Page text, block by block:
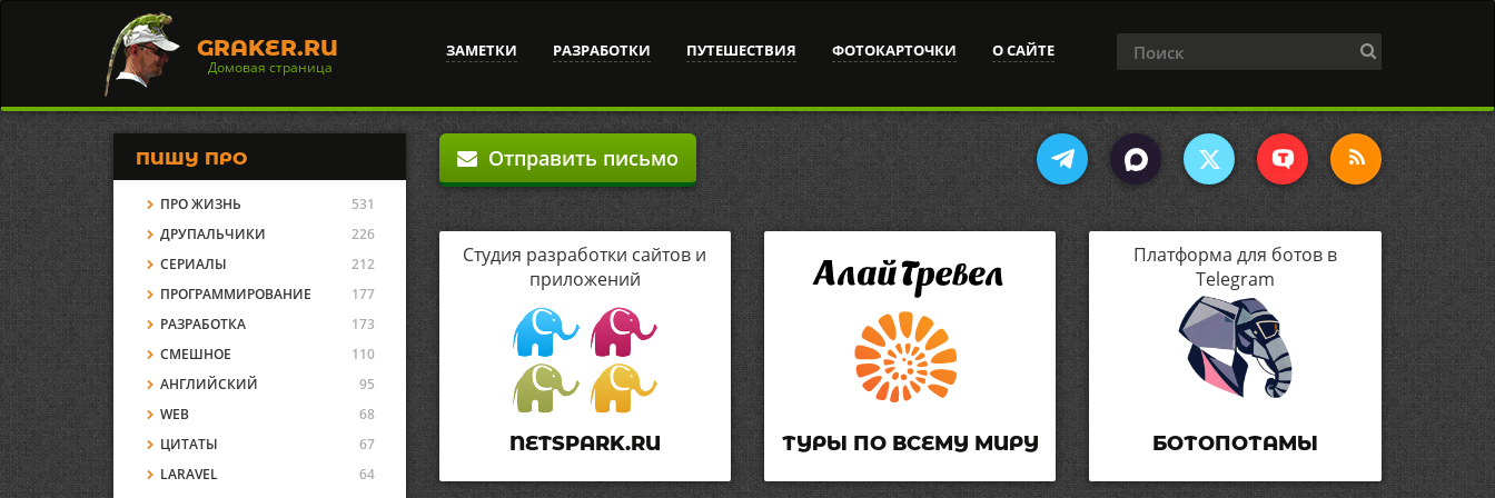
GRAKER.RU
Домовая страница
ЗАМЕТКИ РАЗРАБОТКИ ПУТЕШЕСТВИЯ ФОТОКАРТОЧКИ О САЙТЕ
Отправить письмо
Студия разработки сайтов и
приложений
NETSPARK.RU ТУРЫ ПО ВСЕМУ МИРУ
Платформа для ботов в
Telegram
БОТОПОТАМЫ
ПИШУ ПРО
ПРО ЖИЗНЬ
531
ДРУПАЛЬЧИКИ
226
СЕРИАЛЫ
212
ПРОГРАММИРОВАНИЕ
177
РАЗРАБОТКА
173
СМЕШНОЕ
110
АНГЛИЙСКИЙ
95
WEB
68
ЦИТАТЫ
67
LARAVEL
64